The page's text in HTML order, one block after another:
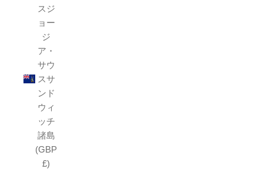
スジ
ョー
ジ
ア・
サウ
スサ
ンド
ウィ
ッチ
諸島
(GBP
£)